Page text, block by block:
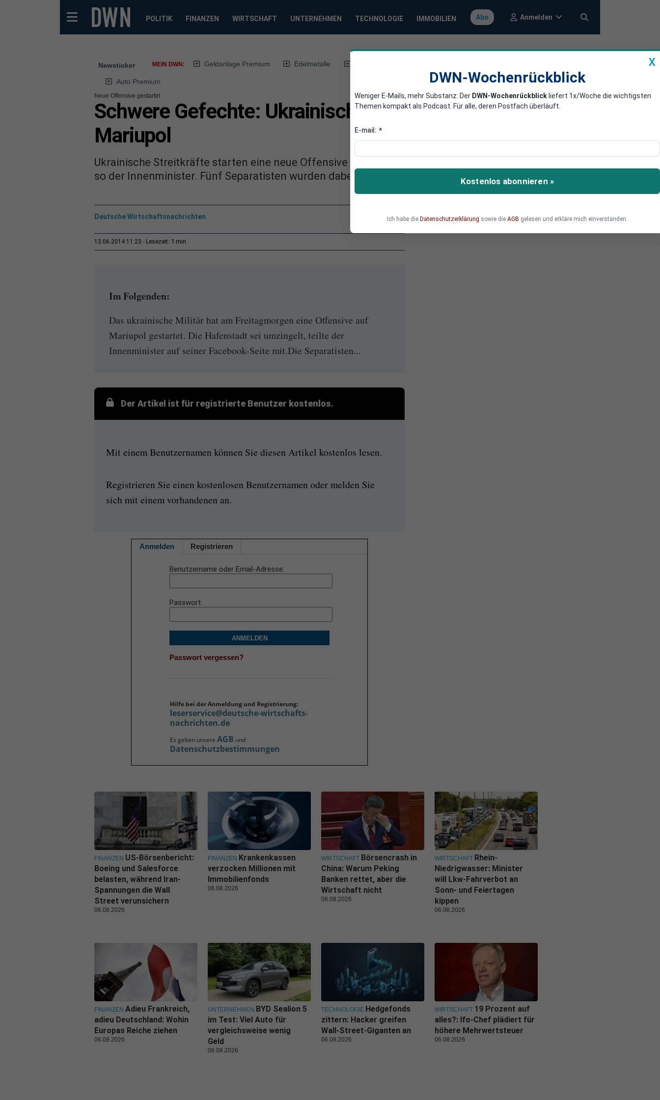
POLITIK FINANZEN WIRTSCHAFT UNTERNEHMEN TECHNOLOGIE IMMOBILIEN Abo Anmelden
Newsticker MEIN DWN: Geldanlage Premium Edelmetalle
Auto Premium
Neue Offensive gestartet
Schwere Gefechte: Ukrainisches Militär umzingelt
Mariupol
Ukrainische Streitkräfte starten eine neue Offensive auf Mariupol. Die Hafenstadt sei umzingelt,
so der Innenminister. Fünf Separatisten wurden dabei getötet.
Deutsche Wirtschaftsnachrichten
13.06.2014 11:23 Lesezeit: 1 min
Im Folgenden:
Das ukrainische Militär hat am Freitagmorgen eine Offensive auf
Mariupol gestartet. Die Hafenstadt sei umzingelt, teilte der
Innenminister auf seiner Facebook-Seite mit.Die Separatisten...
Der Artikel ist für registrierte Benutzer kostenlos.
Mit einem Benutzernamen können Sie diesen Artikel kostenlos lesen.
Registrieren Sie einen kostenlosen Benutzernamen oder melden Sie
sich mit einem vorhandenen an.
Anmelden Registrieren
Benutzername oder Email-Adresse
Passwort
ANMELDEN
Passwort vergessen?
Hilfe bei der Anmeldung und Registrierung:
leserservice@deutsche-wirtschafts-
nachrichten.de
Es gelten unsere AGB und
Datenschutzbestimmungen
X
DWN-Wochenrückblick
Weniger E-Mails, mehr Substanz: Der DWN-Wochenrückblick liefert 1x/Woche die wichtigsten
Themen kompakt als Podcast. Für alle, deren Postfach überläuft.
E-mail: *
Kostenlos abonnieren »
Ich habe die Datenschutzerklärung sowie die AGB gelesen und erkläre mich einverstanden.
FINANZEN US-Börsenbericht:
Boeing und Salesforce
belasten, während Iran-
Spannungen die Wall
Street verunsichern
06.08.2026
FINANZEN Krankenkassen
verzocken Millionen mit
Immobilienfonds
06.08.2026
WIRTSCHAFT Börsencrash in
China: Warum Peking
Banken rettet, aber die
Wirtschaft nicht
06.08.2026
WIRTSCHAFT Rhein-
Niedrigwasser: Minister
will Lkw-Fahrverbot an
Sonn- und Feiertagen
kippen
06.08.2026
FINANZEN Adieu Frankreich,
adieu Deutschland: Wohin
Europas Reiche ziehen
06.08.2026
UNTERNEHMEN BYD Sealion 5
im Test: Viel Auto für
vergleichsweise wenig
Geld
06.08.2026
TECHNOLOGIE Hedgefonds
zittern: Hacker greifen
Wall-Street-Giganten an
06.08.2026
WIRTSCHAFT 19 Prozent auf
alles?: Ifo-Chef plädiert für
höhere Mehrwertsteuer
06.08.2026